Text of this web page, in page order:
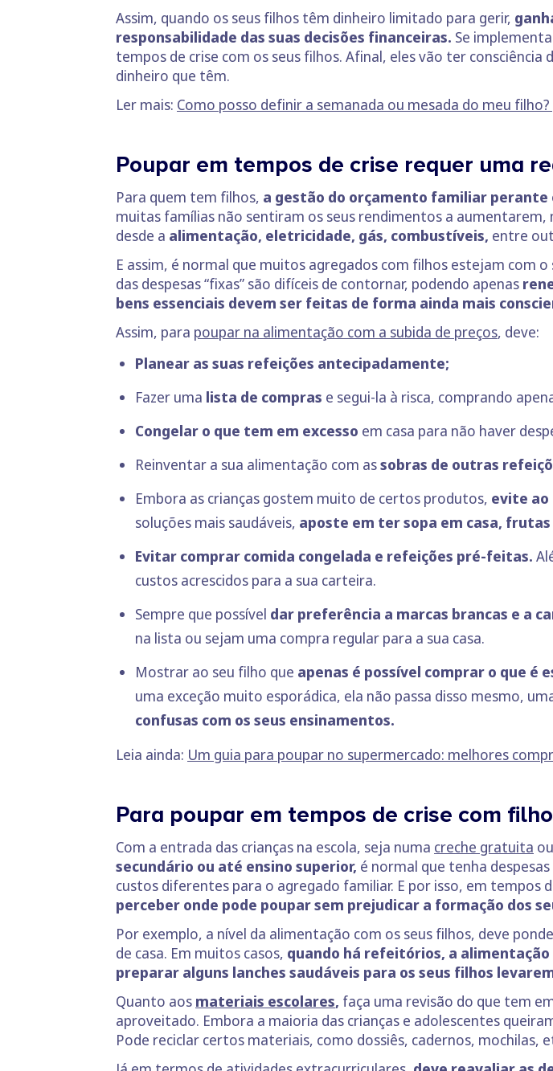
Assim, quando os seus filhos têm dinheiro limitado para gerir,
responsabilidade das suas decisões financeiras. Se
tempos de crise com os seus filhos. Afinal, eles vão ter
dinheiro que têm.
Ler mais: Como posso definir a semanada ou mesada do meu filho?
Poupar em tempos de crise requer uma
Para quem tem filhos, a gestão do orçamento familiar perante
muitas famílias não sentiram os seus rendimentos a
desde a alimentação, eletricidade, gás, combustíveis, entre
E assim, é normal que muitos agregados com filhos estejam com o
das despesas “fixas” são difíceis de contornar, podendo apenas
bens essenciais devem ser feitas de forma ainda mais
Assim, para poupar na alimentação com a subida de preços, deve:
Planear as suas refeições antecipadamente;
Fazer uma lista de compras e segui-la à risca, comprando
Congelar o que tem em excesso em casa para não haver
Reinventar a sua alimentação com assobras de outras
Embora as crianças gostem muito de certos produtos, evite ao
soluções mais saudáveis, aposte em ter sopa em casa, frutas
Evitar comprar comida congelada e refeições pré-feitas.
custos acrescidos para a sua carteira.
Sempre que possível dar preferência a marcas brancas e a
na lista ou sejam uma compra regular para a sua casa.
Mostrar ao seu filho que apenas é possível comprar o que é
uma exceção muito esporádica, ela não passa disso mesmo,
confusas com os seus ensinamentos.
Leia ainda: Um guia para poupar no supermercado: melhores
Para poupar em tempos de crise com
Com a entrada das crianças na escola, seja numa creche gratuita
secundário ou até ensino superior, é normal que tenha
custos diferentes para o agregado familiar. E por isso, em tempos
perceber onde pode poupar sem prejudicar a formação dos
Por exemplo, a nível da alimentação com os seus filhos, deve
de casa. Em muitos casos, quando há refeitórios, a alimentação
preparar alguns lanches saudáveis para os seus filhos
Quanto aos materiais escolares, faça uma revisão do que tem
aproveitado. Embora a maioria das crianças e adolescentes
Pode reciclar certos materiais, como dossiês, cadernos,